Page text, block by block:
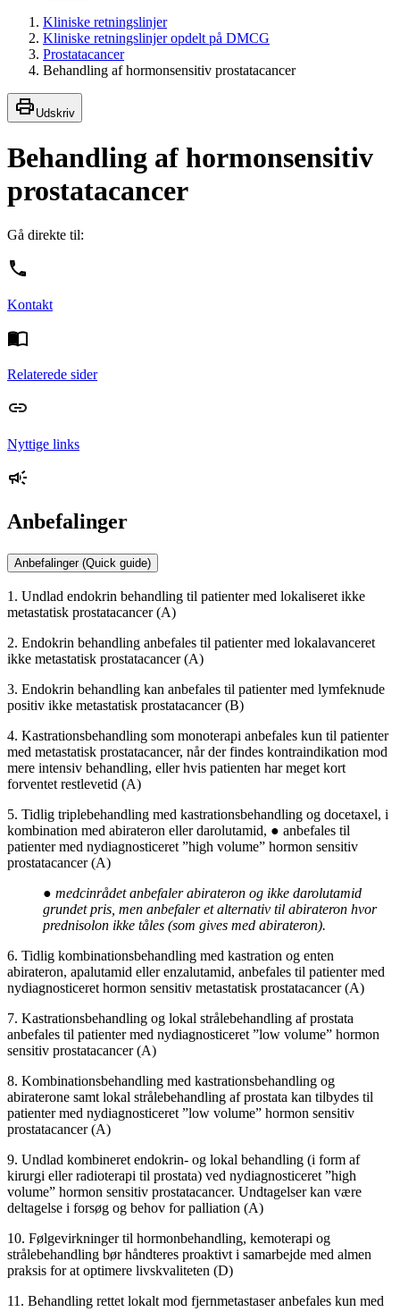
Kliniske retningslinjer
Kliniske retningslinjer opdelt på DMCG
Prostatacancer
Behandling af hormonsensitiv prostatacancer
Udskriv
Behandling af hormonsensitiv
prostatacancer
Gå direkte til:
Kontakt
Relaterede sider
Nyttige links
Anbefalinger
Anbefalinger (Quick guide)
1. Undlad endokrin behandling til patienter med lokaliseret ikke
metastatisk prostatacancer (A)
2. Endokrin behandling anbefales til patienter med lokalavanceret
ikke metastatisk prostatacancer (A)
3. Endokrin behandling kan anbefales til patienter med lymfeknude
positiv ikke metastatisk prostatacancer (B)
4. Kastrationsbehandling som monoterapi anbefales kun til patienter
med metastatisk prostatacancer, når der findes kontraindikation mod
mere intensiv behandling, eller hvis patienten har meget kort
forventet restlevetid (A)
5. Tidlig triplebehandling med kastrationsbehandling og docetaxel, i
kombination med abirateron eller darolutamid, ● anbefales til
patienter med nydiagnosticeret ”high volume” hormon sensitiv
prostatacancer (A)
● medcinrådet anbefaler abirateron og ikke darolutamid
grundet pris, men anbefaler et alternativ til abirateron hvor
prednisolon ikke tåles (som gives med abirateron).
6. Tidlig kombinationsbehandling med kastration og enten
abirateron, apalutamid eller enzalutamid, anbefales til patienter med
nydiagnosticeret hormon sensitiv metastatisk prostatacancer (A)
7. Kastrationsbehandling og lokal strålebehandling af prostata
anbefales til patienter med nydiagnosticeret ”low volume” hormon
sensitiv prostatacancer (A)
8. Kombinationsbehandling med kastrationsbehandling og
abiraterone samt lokal strålebehandling af prostata kan tilbydes til
patienter med nydiagnosticeret ”low volume” hormon sensitiv
prostatacancer (A)
9. Undlad kombineret endokrin- og lokal behandling (i form af
kirurgi eller radioterapi til prostata) ved nydiagnosticeret ”high
volume” hormon sensitiv prostatacancer. Undtagelser kan være
deltagelse i forsøg og behov for palliation (A)
10. Følgevirkninger til hormonbehandling, kemoterapi og
strålebehandling bør håndteres proaktivt i samarbejde med almen
praksis for at optimere livskvaliteten (D)
11. Behandling rettet lokalt mod fjernmetastaser anbefales kun med